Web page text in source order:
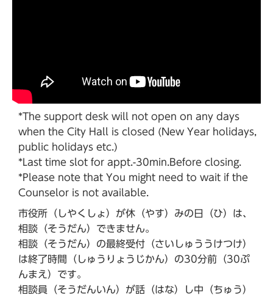
*The support desk will not open on any days
when the City Hall is closed (New Year holidays,
public holidays etc.)
*Last time slot for appt.-30min.Before closing.
*Please note that You might need to wait if the
Counselor is not available.
市役所（しやくしょ）が休（やす）みの日（ひ）は、
相談（そうだん）できません。
相談（そうだん）の最終受付（さいしゅううけつけ）
は終了時間（しゅうりょうじかん）の30分前（30ぷ
んまえ）です。
相談員（そうだんいん）が話（はな）し中（ちゅう）